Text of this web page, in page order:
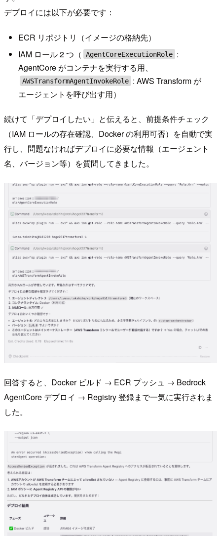
デプロイには以下が必要です：
ECR リポジトリ（イメージの格納先）
IAM ロール 2 つ（
AgentCoreExecutionRole :
AgentCore がコンテナを実行する用、
AWSTransformAgentInvokeRole : AWS Transform が
エージェントを呼び出す用）
続けて「デプロイしたい」と伝えると、前提条件チェック
（IAM ロールの存在確認、Docker の利用可否）を自動で実
行し、問題なければデプロイに必要な情報（エージェント
名、バージョン等）を質問してきました。
回答すると、Docker ビルド → ECR プッシュ → Bedrock
AgentCore デプロイ → Registry 登録まで一気に実行されま
した。